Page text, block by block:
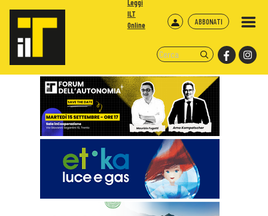
ABBONATI
Leggi
ILT
Online